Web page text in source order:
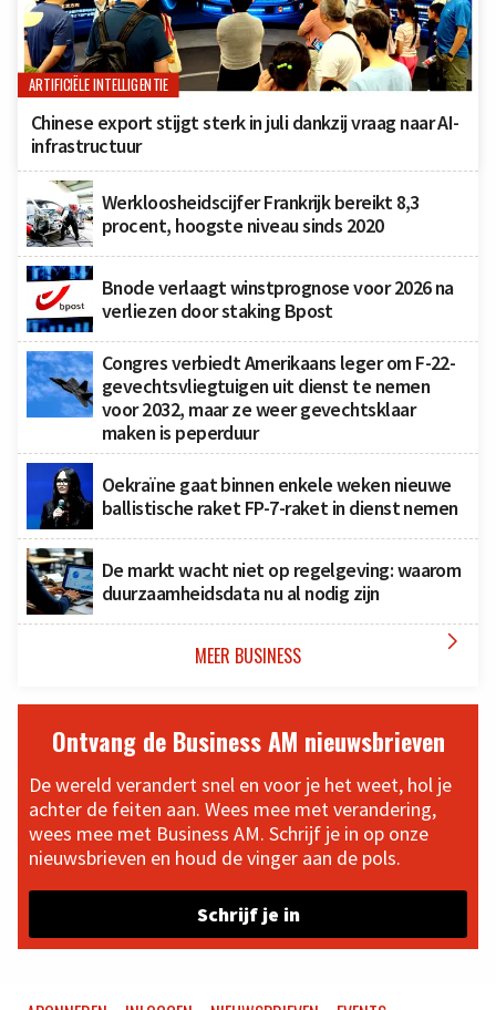
ARTIFICIËLE INTELLIGENTIE
Chinese export stijgt sterk in juli dankzij vraag naar AI-
infrastructuur
Werkloosheidscijfer Frankrijk bereikt 8,3
procent, hoogste niveau sinds 2020
Bnode verlaagt winstprognose voor 2026 na
verliezen door staking Bpost
Congres verbiedt Amerikaans leger om F-22-
gevechtsvliegtuigen uit dienst te nemen
voor 2032, maar ze weer gevechtsklaar
maken is peperduur
Oekraïne gaat binnen enkele weken nieuwe
ballistische raket FP-7-raket in dienst nemen
De markt wacht niet op regelgeving: waarom
duurzaamheidsdata nu al nodig zijn
MEER BUSINESS 
Ontvang de Business AM nieuwsbrieven
De wereld verandert snel en voor je het weet, hol je
achter de feiten aan. Wees mee met verandering,
wees mee met Business AM. Schrijf je in op onze
nieuwsbrieven en houd de vinger aan de pols.
Schrijf je in